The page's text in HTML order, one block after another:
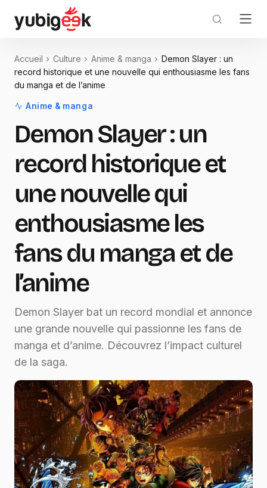
Accueil Culture Anime & manga
Demon Slayer : un
record historique et une nouvelle qui enthousiasme les fans
du manga et de l’anime
Anime & manga
Demon Slayer : un
record historique et
une nouvelle qui
enthousiasme les
fans du manga et de
l’anime
Demon Slayer bat un record mondial et annonce
une grande nouvelle qui passionne les fans de
manga et d’anime. Découvrez l’impact culturel
de la saga.